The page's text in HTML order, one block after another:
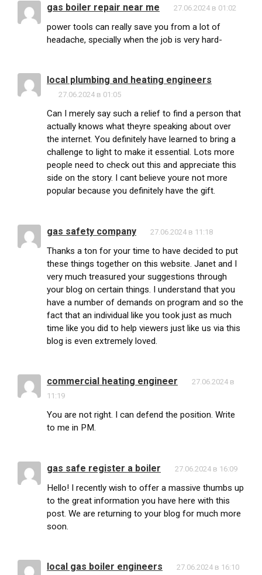
gas boiler repair near me 27.06.2024 в 01:02
power tools can really save you from a lot of
headache, specially when the job is very hard-
local plumbing and heating engineers
27.06.2024 в 01:05
Can I merely say such a relief to find a person that
actually knows what theyre speaking about over
the internet. You definitely have learned to bring a
challenge to light to make it essential. Lots more
people need to check out this and appreciate this
side on the story. I cant believe youre not more
popular because you definitely have the gift.
gas safety company 27.06.2024 в 11:18
Thanks a ton for your time to have decided to put
these things together on this website. Janet and I
very much treasured your suggestions through
your blog on certain things. I understand that you
have a number of demands on program and so the
fact that an individual like you took just as much
time like you did to help viewers just like us via this
blog is even extremely loved.
commercial heating engineer
27.06.2024 в
11:19
You are not right. I can defend the position. Write
to me in PM.
gas safe register a boiler 27.06.2024 в 16:09
Hello! I recently wish to offer a massive thumbs up
to the great information you have here with this
post. We are returning to your blog for much more
soon.
local gas boiler engineers 27.06.2024 в 16:10